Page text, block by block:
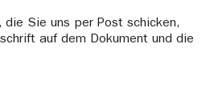
Sie uns per Post schicken,
auf dem Dokument und die